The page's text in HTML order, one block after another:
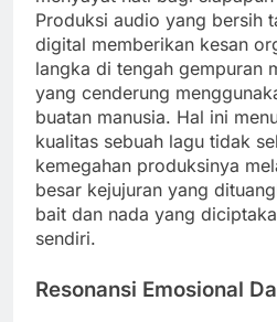
Produksi audio yang bersih
digital memberikan kesan
langka di tengah gempuran
yang cenderung
buatan manusia. Hal ini
kualitas sebuah lagu tidak
kemegahan produksinya
besar kejujuran yang
bait dan nada yang
sendiri.
Resonansi Emosional